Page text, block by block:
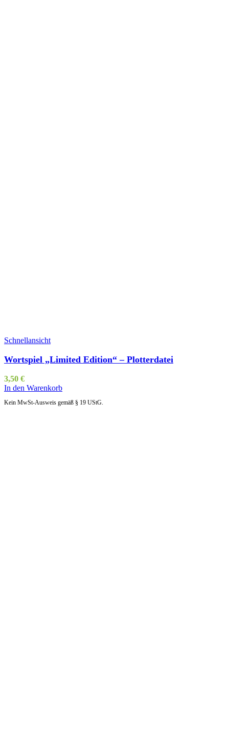
Schnellansicht
Wortspiel „Limited Edition“ – Plotterdatei
3,50 €
In den Warenkorb
Kein MwSt-Ausweis gemäß § 19 UStG.